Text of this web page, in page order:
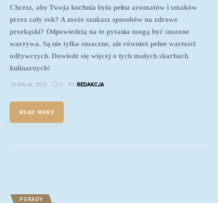
Chcesz, aby Twoja kuchnia była pełna aromatów i smaków
przez cały rok? A może szukasz sposobów na zdrowe
przekąski? Odpowiedzią na te pytania mogą być suszone
warzywa. Są nie tylko smaczne, ale również pełne wartości
odżywczych. Dowiedz się więcej o tych małych skarbach
kulinarnych!
18 MAJA, 2025 0 BY REDAKCJA
READ MORE
PORADY